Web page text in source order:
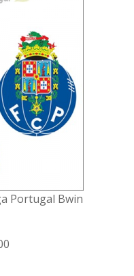
Portugal Bwin